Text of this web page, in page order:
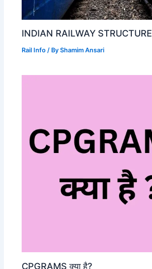
INDIAN RAILWAY STRUCTURE
Rail Info / ByShamim Ansari
CPGRAMS क्या है?